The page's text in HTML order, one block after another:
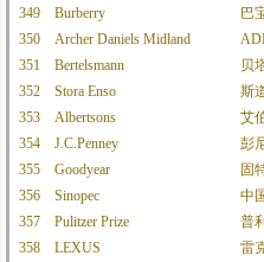
349
Burberry
巴
350
Archer Daniels Midland
351
Bertelsmann
贝
352
Stora Enso
斯
353
Albertsons
艾
354
J.C.Penney
彭
355
Goodyear
固
356
Sinopec
中
357
Pulitzer Prize
普
358
LEXUS
雷